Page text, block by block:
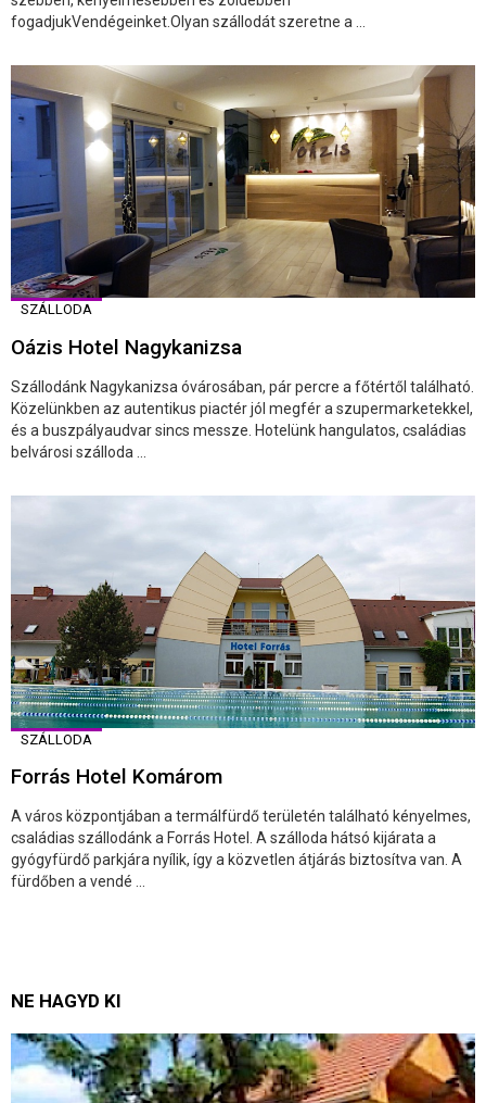
fogadjukVendégeinket.Olyan szállodát szeretne a ...
SZÁLLODA
Oázis Hotel Nagykanizsa
Szállodánk Nagykanizsa óvárosában, pár percre a főtértől található.
Közelünkben az autentikus piactér jól megfér a szupermarketekkel,
és a buszpályaudvar sincs messze. Hotelünk hangulatos, családias
belvárosi szálloda ...
SZÁLLODA
Forrás Hotel Komárom
A város központjában a termálfürdő területén található kényelmes,
családias szállodánk a Forrás Hotel. A szálloda hátsó kijárata a
gyógyfürdő parkjára nyílik, így a közvetlen átjárás biztosítva van. A
fürdőben a vendé ...
NE HAGYD KI